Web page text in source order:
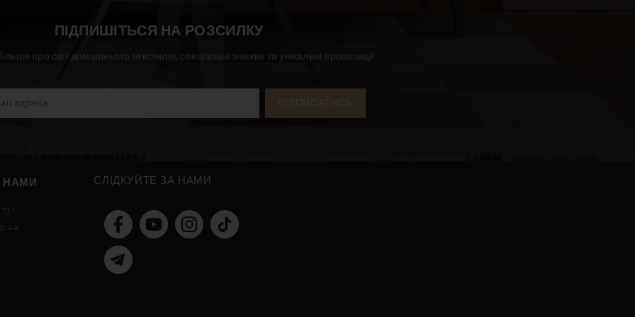
ПІДПИШІТЬСЯ НА РОЗСИЛКУ
про світ домашнього текстилю, спеціальні знижки та унікальні пропозиції
НАМИ СЛІДКУЙТЕ ЗА НАМИ